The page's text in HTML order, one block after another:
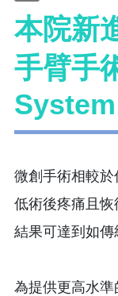
本院新
手臂手
System
微創手術相較
低術後疼痛且
結果可達到如傳
為提供更高水